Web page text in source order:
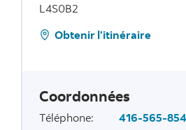
L4S0B2
Obtenir l’itinéraire
Coordonnées
Téléphone:
416-565-